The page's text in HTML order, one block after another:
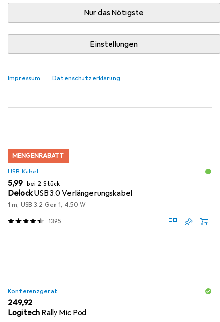
Nur das Nötigste
Einstellungen
Impressum Datenschutzerklärung
Produktliste
MENGENRABATT
USB Kabel
EUR
5,99 bei 2 Stück
DelockUSB3.0 Verlängerungskabel
1 m, USB 3.2 Gen 1, 4.50 W
1395
Konferenzgerät
EUR
249,92
Logitech Rally Mic Pod